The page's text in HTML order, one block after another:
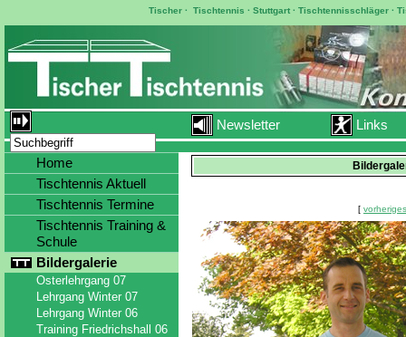
Tischer ·Tischtennis ·Stuttgart ·Tischtennisschläger ·
Newsletter Links
[
Home
Tischtennis Aktuell
Tischtennis Termine
Tischtennis Training &
Schule
Bildergalerie
Osterlehrgang 07
Lehrgang Winter 07
Lehrgang Winter 06
Training Friedrichshall 06